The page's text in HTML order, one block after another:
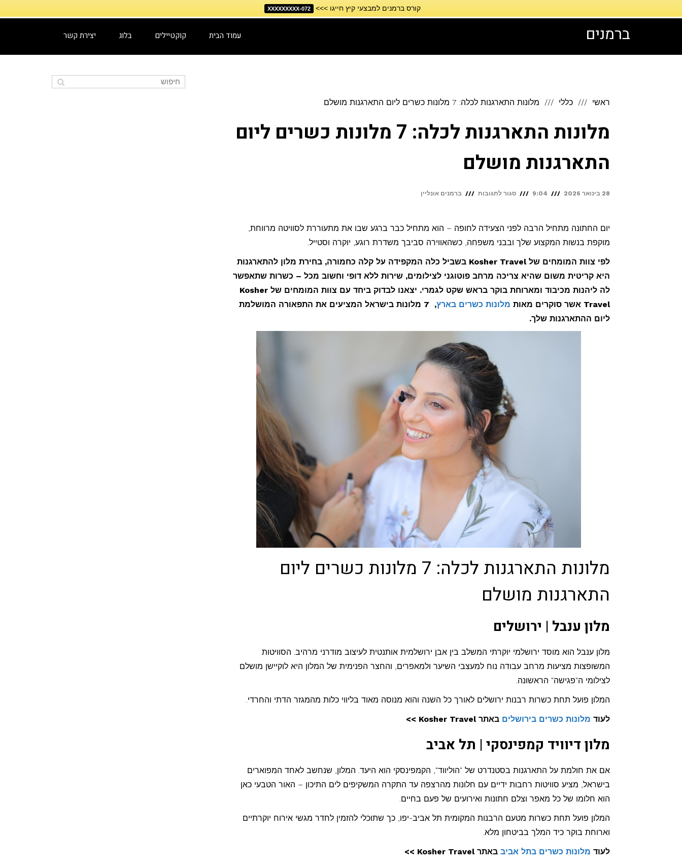
קורס ברמנים למבצעי קיץ חייגו >>> 072-XXXXXXXXX
ברמנים עמוד הבית קוקטיילים בלוג יצירת קשר
ראשי כללי מלונות התארגנות לכלה: 7 מלונות כשרים ליום התארגנות מושלם
מלונות התארגנות לכלה: 7 מלונות כשרים ליום
התארגנות מושלם
28 בינואר 2026 9:04 סגור לתגובות על
התארגנות
לכלה:
מושלם
ברמנים אונליין
יום החתונה מתחיל הרבה לפני הצעידה לחופה – הוא מתחיל כבר ברגע שבו את מתעוררת לסוויטה מרווחת,
מוקפת בנשות המקצוע שלך ובבני משפחה, כשהאווירה סביבך משדרת רוגע, יוקרה וסטייל.
לפי צוות המומחים של Kosher Travel בשביל כלה המקפידה על קלה כחמורה, בחירת מלון להתארגנות
היא קריטית משום שהיא צריכה מרחב פוטוגני לצילומים, שירות ללא דופי וחשוב מכל – כשרות שתאפשר
לה ליהנות מכיבוד ומארוחת בוקר בראש שקט לגמרי. יצאנו לבדוק ביחד עם צוות המומחים של Kosher
Travel אשר סוקרים מאות
מלונות כשרים בארץ
, 7 מלונות בישראל המציעים את התפאורה המושלמת
ליום ההתארגנות שלך.
מלונות התארגנות לכלה: 7 מלונות כשרים ליום
התארגנות מושלם
מלון ענבל | ירושלים
מלון ענבל הוא מוסד ירושלמי יוקרתי המשלב בין אבן ירושלמית אותנטית לעיצוב מודרני מרהיב. הסוויטות
המשופצות מציעות מרחב עבודה נוח למעצבי השיער ולמאפרים, והחצר הפנימית של המלון היא לוקיישן מושלם
לצילומי ה"פגישה" הראשונה.
המלון פועל תחת כשרות רבנות ירושלים לאורך כל השנה והוא מנוסה מאוד בליווי כלות מהמגזר הדתי והחרדי.
לעוד מלונות כשרים בירושלים באתר Kosher Travel >>
מלון דיוויד קמפינסקי | תל אביב
אם את חולמת על התארגנות בסטנדרט של "הוליווד", הקמפינסקי הוא היעד. המלון, שנחשב לאחד המפוארים
בישראל, מציע סוויטות רחבות ידיים עם חלונות מהרצפה עד התקרה המשקיפים לים התיכון – האור הטבעי כאן
הוא חלומו של כל מאפר וצלם חתונות ואירועים של פעם בחיים.
המלון פועל תחת כשרות מטעם הרבנות המקומית תל אביב-יפו, כך שתוכלי להזמין לחדר מגשי אירוח יוקרתיים
וארוחת בוקר כיד המלך בביטחון מלא.
לעוד מלונות כשרים בתל אביב באתר Kosher Travel >>